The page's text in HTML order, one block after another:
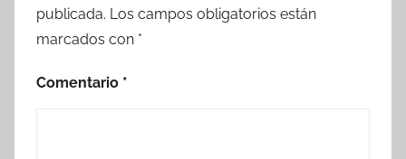
publicada. Los campos obligatorios están
marcados con *
Comentario *